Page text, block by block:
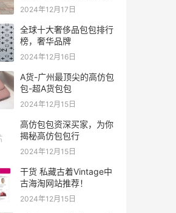
2024年12月17日
全球十大奢侈品包包排行
榜，奢华品牌
2024年12月16日
A货-广州最顶尖的高仿包
包-超A货包包
2024年12月15日
高仿包包资深买家，为你
揭秘高仿包包行
2024年12月15日
干货 私藏古着Vintage中
古海淘网站推荐！
2024年12月15日